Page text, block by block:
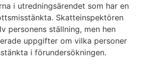
i utredningsärendet som har en
Skatteinspektören
personens ställning, men hen
uppgifter om vilka personer
i förundersökningen.